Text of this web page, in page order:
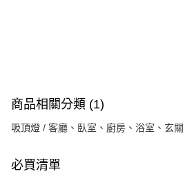
商品相關分類 (1)
吸頂燈 / 客廳、臥室、廚房、浴室、玄關
必買清單